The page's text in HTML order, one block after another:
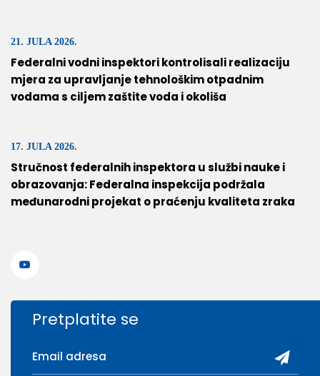
21. JULA 2026.
Federalni vodni inspektori kontrolisali realizaciju
mjera za upravljanje tehnološkim otpadnim
vodama s ciljem zaštite voda i okoliša
17. JULA 2026.
Stručnost federalnih inspektora u službi nauke i
obrazovanja: Federalna inspekcija podržala
međunarodni projekat o praćenju kvaliteta zraka
Pretplatite se